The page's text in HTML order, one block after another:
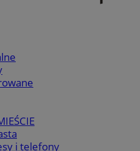
i telefony